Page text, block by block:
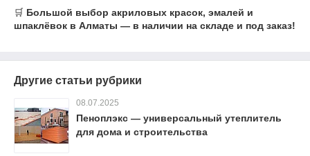
🛒 Большой выбор акриловых красок, эмалей и
шпаклёвок в Алматы — в наличии на складе и под заказ!
Другие статьи рубрики
08.07.2025
Пеноплэкс — универсальный утеплитель
для дома и строительства